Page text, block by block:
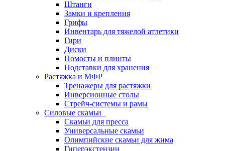
Штанги
Замки и крепления
Грифы
Инвентарь для тяжелой атлетики
Гири
Диски
Помосты и плинты
Подставки для хранения
Растяжка и МФР
Тренажеры для растяжки
Инверсионные столы
Стрейч-системы и рамы
Силовые скамьи
Скамьи для пресса
Универсальные скамьи
Олимпийские скамьи для жима
Гиперэкстензии